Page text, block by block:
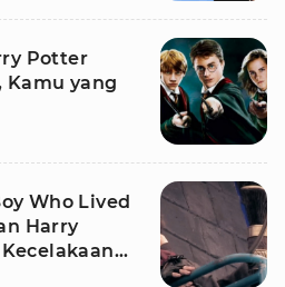
Potter
Kamu yang
Who Lived
Harry